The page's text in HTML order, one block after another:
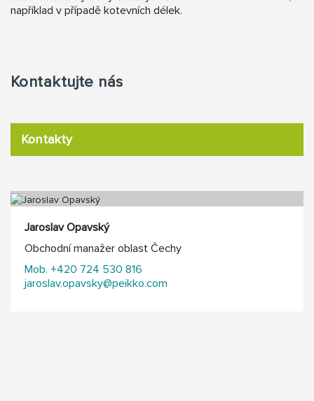
například v případě kotevních délek.
Kontaktujte nás
Kontakty
Jaroslav Opavský
Obchodní manažer oblast Čechy
Mob. +420 724 530 816
jaroslav.opavsky@peikko.com